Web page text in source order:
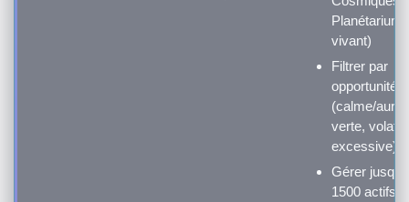
Planétarium
vivant)
Filtrer par
opportunités
(calme/aura
verte,
excessive)
Gérer
1500 actifs